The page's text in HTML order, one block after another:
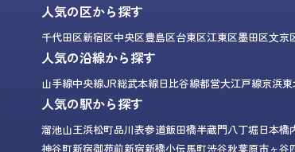
人気の区から探す
千代田区新宿区中央区豊島区台東区江東区墨田区文京
人気の沿線から探す
山手線中央線JR総武本線日比谷線都営大江戸線京浜
人気の駅から探す
溜池山王浜松町品川表参道飯田橋半蔵門八丁堀日本橋
神谷町新宿御苑前新宿新橋小伝馬町渋谷秋葉原市ヶ谷